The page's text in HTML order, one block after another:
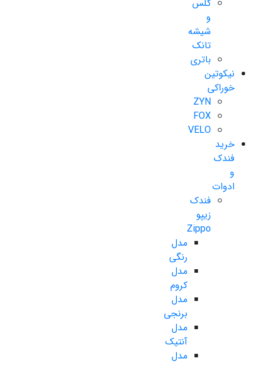
گلس
و
شیشه
تانک
باتری
نیکوتین
خوراکی
ZYN
FOX
VELO
خرید
فندک
و
ادوات
فندک
زیپو
Zippo
مدل
رنگی
مدل
کروم
مدل
برنجی
مدل
آنتیک
مدل